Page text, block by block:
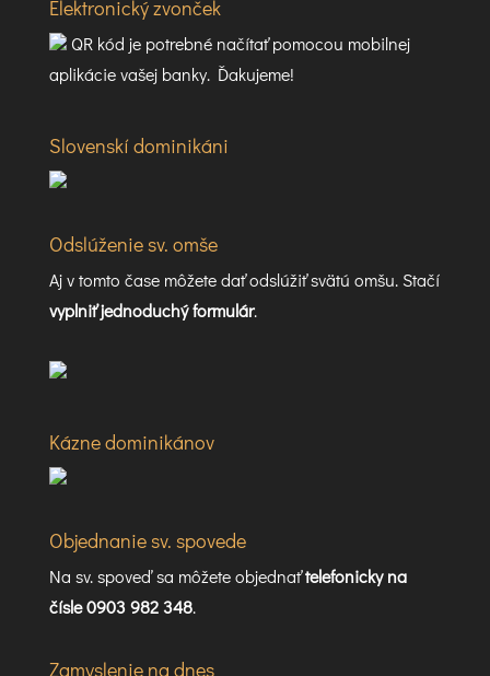
Elektronický zvonček
QR kód je potrebné načítať pomocou mobilnej
aplikácie vašej banky. Ďakujeme!
Slovenskí dominikáni
Odslúženie sv. omše
Aj v tomto čase môžete dať odslúžiť svätú omšu. Stačí
vyplniť jednoduchý formulár.
Kázne dominikánov
Objednanie sv. spovede
Na sv. spoveď sa môžete objednaťtelefonicky na
čísle 0903 982 348.
Zamyslenie na dnes